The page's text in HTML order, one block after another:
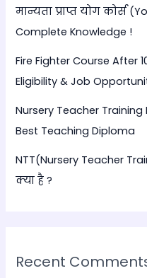
मान्यता प्राप्त योग कोर्स
Complete Knowledge !
Fire Fighter Course After
Eligibility & Job
Nursery Teacher
Best Teaching Diploma
NTT(Nursery Teacher
क्या है ?
Recent